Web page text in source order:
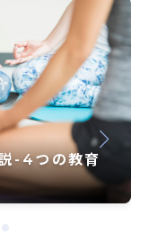
-4つの教育